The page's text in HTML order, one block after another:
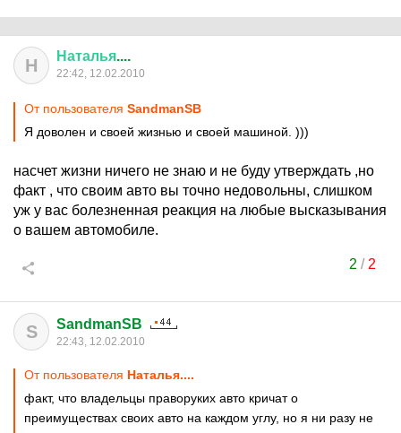
Н Наталья....
22:42, 12.02.2010
От пользователя SandmanSB
Я доволен и своей жизнью и своей машиной. )))
насчет жизни ничего не знаю и не буду утверждать ,но
факт , что своим авто вы точно недовольны, слишком
уж у вас болезненная реакция на любые высказывания
о вашем автомобиле.
2 / 2
S SandmanSB
22:43, 12.02.2010
От пользователя Наталья....
факт, что владельцы праворуких авто кричат о
преимуществах своих авто на каждом углу, но я ни разу не